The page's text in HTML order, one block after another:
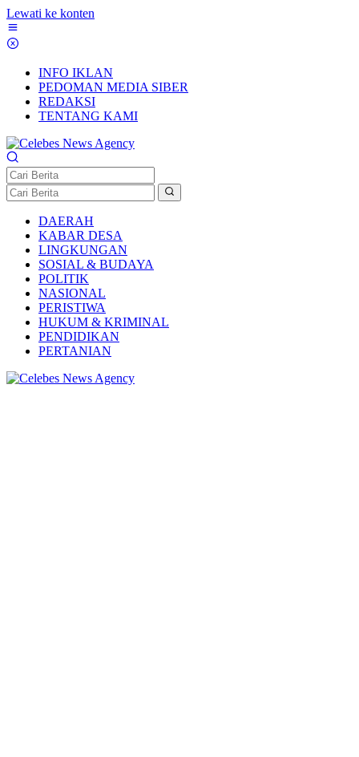
Lewati ke konten
INFO IKLAN
PEDOMAN MEDIA SIBER
REDAKSI
TENTANG KAMI
DAERAH
KABAR DESA
LINGKUNGAN
SOSIAL & BUDAYA
POLITIK
NASIONAL
PERISTIWA
HUKUM & KRIMINAL
PENDIDIKAN
PERTANIAN